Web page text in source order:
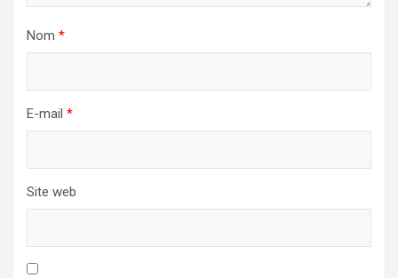
Nom *
E-mail *
Site web